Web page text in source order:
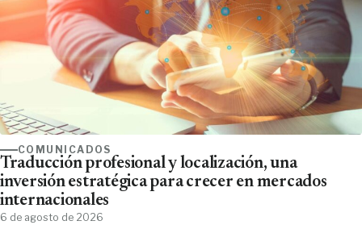
COMUNICADOS
Traducción profesional y localización, una
inversión estratégica para crecer en mercados
internacionales
6 de agosto de 2026